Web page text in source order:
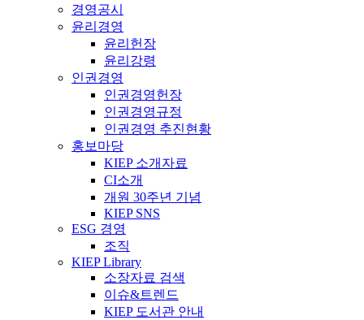
경영공시
윤리경영
윤리헌장
윤리강령
인권경영
인권경영헌장
인권경영규정
인권경영 추진현황
홍보마당
KIEP 소개자료
CI소개
개원 30주년 기념
KIEP SNS
ESG 경영
조직
KIEP Library
소장자료 검색
이슈&트렌드
KIEP 도서관 안내